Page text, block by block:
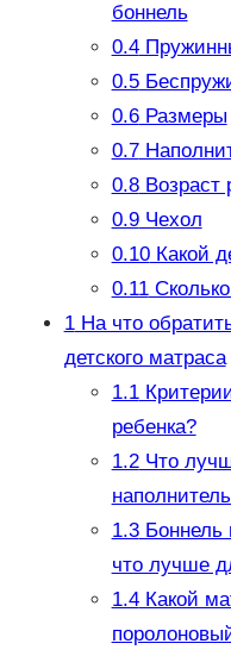
боннель
0.4
0.5
0.6Размеры
0.7
0.8Возраст
0.9Чехол
0.10Какой
0.11
1На что
детского матраса
1.1
ребенка?
1.2Что
1.3Боннель
что лучше
1.4Какой